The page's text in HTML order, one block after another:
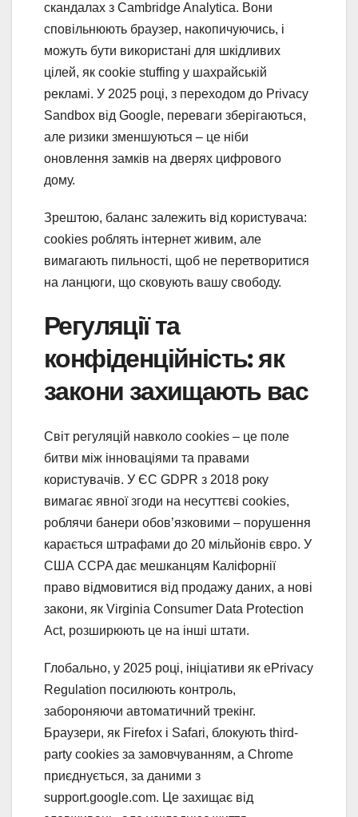
скандалах з Cambridge Analytica. Вони
сповільнюють браузер, накопичуючись, і
можуть бути використані для шкідливих
цілей, як cookie stuffing у шахрайській
рекламі. У 2025 році, з переходом до Privacy
Sandbox від Google, переваги зберігаються,
але ризики зменшуються – це ніби
оновлення замків на дверях цифрового
дому.
Зрештою, баланс залежить від користувача:
cookies роблять інтернет живим, але
вимагають пильності, щоб не перетворитися
на ланцюги, що сковують вашу свободу.
Регуляції та
конфіденційність: як
закони захищають вас
Світ регуляцій навколо cookies – це поле
битви між інноваціями та правами
користувачів. У ЄС GDPR з 2018 року
вимагає явної згоди на несуттєві cookies,
роблячи банери обов’язковими – порушення
карається штрафами до 20 мільйонів євро. У
США CCPA дає мешканцям Каліфорнії
право відмовитися від продажу даних, а нові
закони, як Virginia Consumer Data Protection
Act, розширюють це на інші штати.
Глобально, у 2025 році, ініціативи як ePrivacy
Regulation посилюють контроль,
забороняючи автоматичний трекінг.
Браузери, як Firefox і Safari, блокують third-
party cookies за замовчуванням, а Chrome
приєднується, за даними з
support.google.com. Це захищає від